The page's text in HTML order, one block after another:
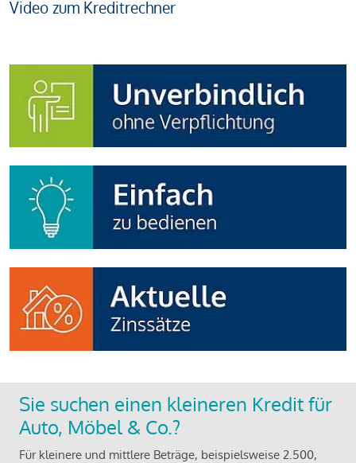
Video zum Kreditrechner
Sie suchen einen kleineren Kredit für
Auto, Möbel & Co.?
Für kleinere und mittlere Beträge, beispielsweise 2.500,